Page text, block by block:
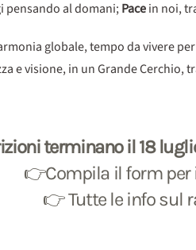
pensando al domani;Pacein noi,
globale, tempo da vivere
e visione, in un Grande
terminano il 18
👉Compila il form per
👉 Tutte le info sul